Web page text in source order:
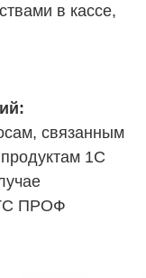
в кассе,
связанным
1С
ПРОФ